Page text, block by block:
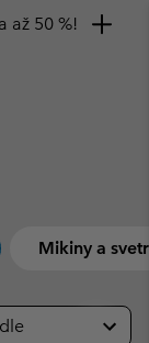
Mikiny a